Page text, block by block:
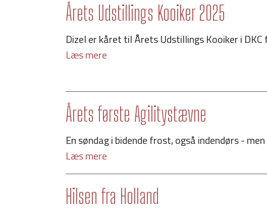
Årets Udstillings Kooiker 2025
Dizel er kåret til Årets Udstillings Kooiker i
Læs mere
Årets første Agilitystævne
En søndag i bidende frost, også indendørs -
Læs mere
Hilsen fra Holland